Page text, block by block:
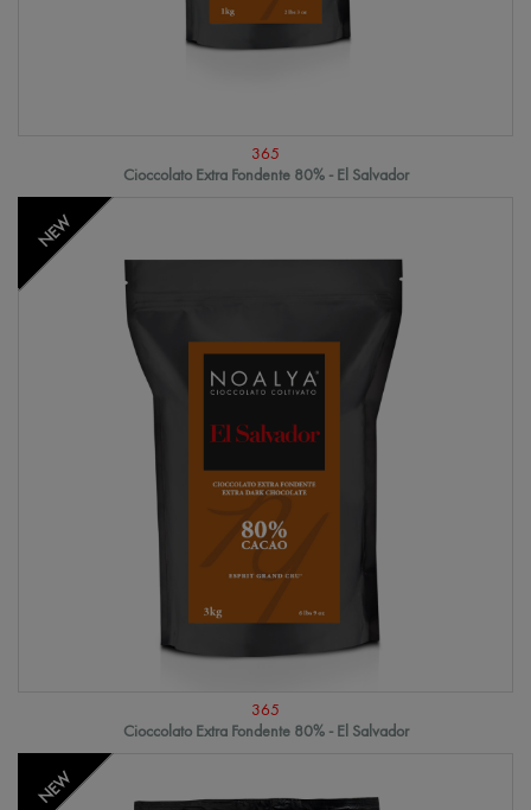
365
Cioccolato Extra Fondente 80% - El Salvador
NEW
365
Cioccolato Extra Fondente 80% - El Salvador
NEW